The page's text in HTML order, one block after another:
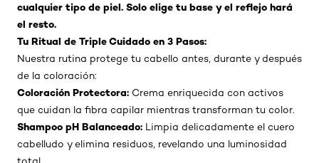
cualquier tipo de piel. Solo elige tu base y el reflejo hará
el resto.
Tu Ritual de Triple Cuidado en 3 Pasos:
Nuestra rutina protege tu cabello antes, durante y después
de la coloración:
Coloración Protectora: Crema enriquecida con activos
que cuidan la fibra capilar mientras transforman tu color.
Shampoo pH Balanceado: Limpia delicadamente el cuero
cabelludo y elimina residuos, revelando una luminosidad